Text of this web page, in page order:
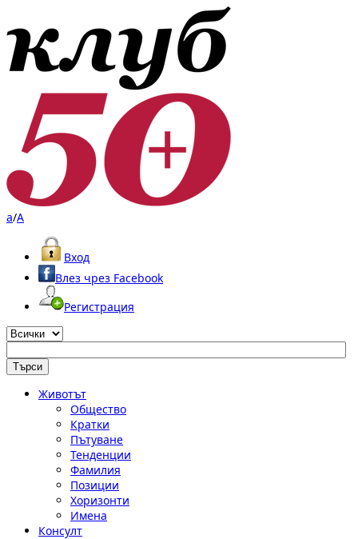
a/A
Вход
Влез чрез Facebook
Регистрация
Животът
Общество
Кратки
Пътуване
Тенденции
Фамилия
Позиции
Хоризонти
Имена
Консулт